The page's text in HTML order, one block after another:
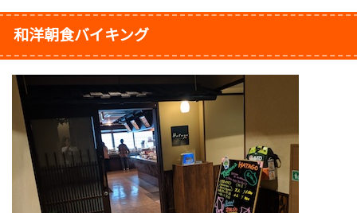
和洋朝食バイキング